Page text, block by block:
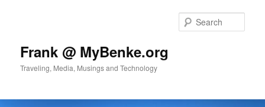
Frank @ MyBenke.org
Traveling, Media, Musings and Technology